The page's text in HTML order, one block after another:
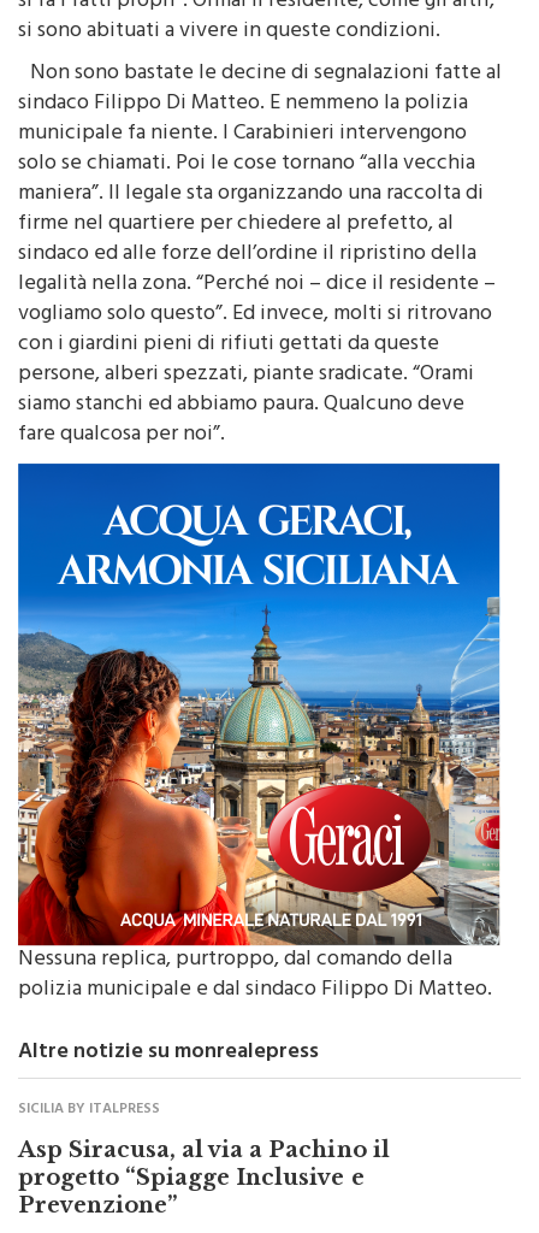
si sono abituati a vivere in queste condizioni.
Non sono bastate le decine di segnalazioni fatte al
sindaco Filippo Di Matteo. E nemmeno la polizia
municipale fa niente. I Carabinieri intervengono
solo se chiamati. Poi le cose tornano “alla vecchia
maniera”. Il legale sta organizzando una raccolta di
firme nel quartiere per chiedere al prefetto, al
sindaco ed alle forze dell’ordine il ripristino della
legalità nella zona. “Perché noi – dice il residente –
vogliamo solo questo”. Ed invece, molti si ritrovano
con i giardini pieni di rifiuti gettati da queste
persone, alberi spezzati, piante sradicate. “Orami
siamo stanchi ed abbiamo paura. Qualcuno deve
fare qualcosa per noi”.
Nessuna replica, purtroppo, dal comando della
polizia municipale e dal sindaco Filippo Di Matteo.
Altre notizie su monrealepress
SICILIA BY ITALPRESS
Asp Siracusa, al via a Pachino il
progetto “Spiagge Inclusive e
Prevenzione”